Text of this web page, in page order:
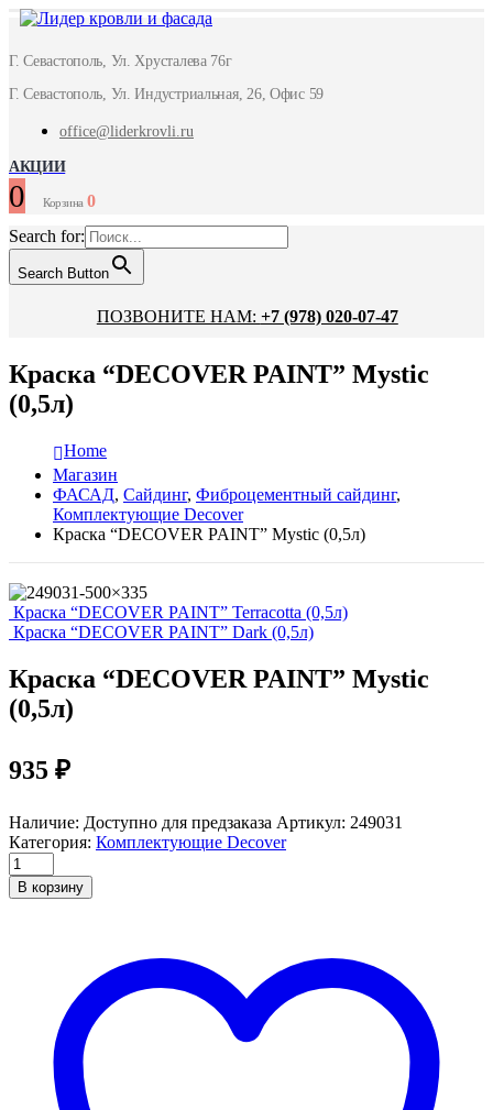
Г. Севастополь, Ул. Хрусталева 76г
Г. Севастополь, Ул. Индустриальная, 26, Офис 59
office@liderkrovli.ru
АКЦИИ
0 Корзина 0
Search for:
Search Button
ПОЗВОНИТЕ НАМ: +7 (978) 020-07-47
Краска “DECOVER PAINT” Mystic
(0,5л)
Home
Магазин
ФАСАД, Сайдинг, Фиброцементный сайдинг,
Комплектующие Decover
Краска “DECOVER PAINT” Mystic (0,5л)
Краска “DECOVER PAINT” Terracotta (0,5л)
Краска “DECOVER PAINT” Dark (0,5л)
Краска “DECOVER PAINT” Mystic
(0,5л)
935 ₽
Наличие: Доступно для предзаказа Артикул: 249031
Категория: Комплектующие Decover
Краска
"DECOVER
PAINT"
В корзину